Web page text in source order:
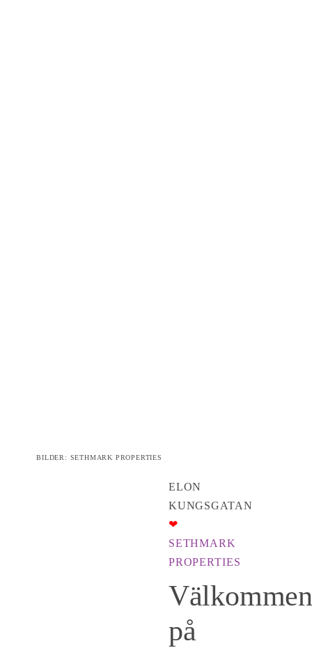
BILDER: SETHMARK PROPERTIES
ELON
KUNGSGATAN
❤︎
SETHMARK
PROPERTIES
Välkommen
på